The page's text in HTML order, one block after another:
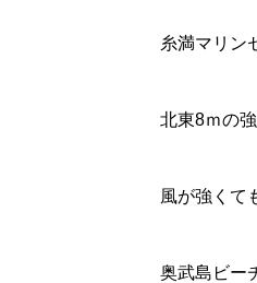
糸満マリン
北東8ｍの
風が強くて
奥武島ビー